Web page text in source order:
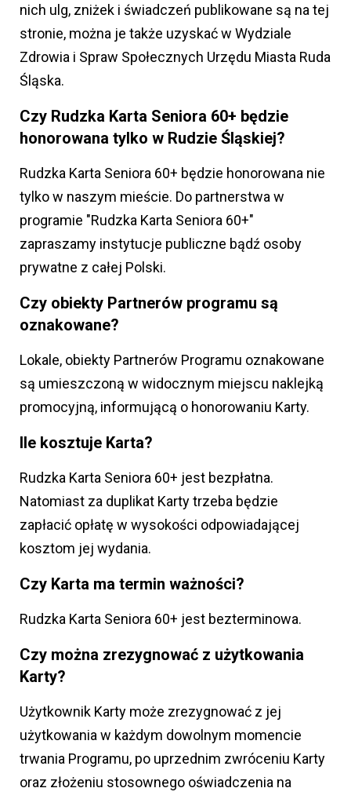
nich ulg, zniżek i świadczeń publikowane są na tej
stronie, można je także uzyskać w Wydziale
Zdrowia i Spraw Społecznych Urzędu Miasta Ruda
Śląska.
Czy Rudzka Karta Seniora 60+ będzie
honorowana tylko w Rudzie Śląskiej?
Rudzka Karta Seniora 60+ będzie honorowana nie
tylko w naszym mieście. Do partnerstwa w
programie "Rudzka Karta Seniora 60+"
zapraszamy instytucje publiczne bądź osoby
prywatne z całej Polski.
Czy obiekty Partnerów programu są
oznakowane?
Lokale, obiekty Partnerów Programu oznakowane
są umieszczoną w widocznym miejscu naklejką
promocyjną, informującą o honorowaniu Karty.
Ile kosztuje Karta?
Rudzka Karta Seniora 60+ jest bezpłatna.
Natomiast za duplikat Karty trzeba będzie
zapłacić opłatę w wysokości odpowiadającej
kosztom jej wydania.
Czy Karta ma termin ważności?
Rudzka Karta Seniora 60+ jest bezterminowa.
Czy można zrezygnować z użytkowania
Karty?
Użytkownik Karty może zrezygnować z jej
użytkowania w każdym dowolnym momencie
trwania Programu, po uprzednim zwróceniu Karty
oraz złożeniu stosownego oświadczenia na